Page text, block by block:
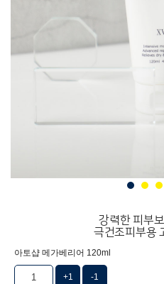
강력한 피부
극건조피부용
아토샵 메가베리어 120ml
+1 -1